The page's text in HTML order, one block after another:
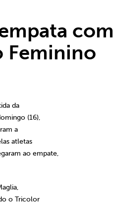
com
Feminino
da
(16),
a
atletas
ao empate,
o Tricolor